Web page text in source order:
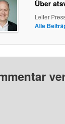
Über
Leiter
Alle